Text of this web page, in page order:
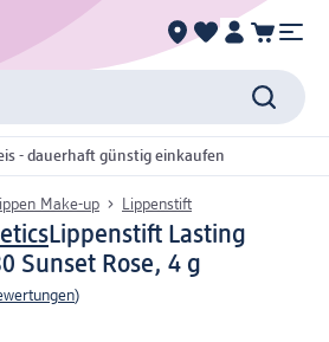
- dauerhaft günstig einkaufen
Lippen Make-up Lippenstift
Lippenstift Lasting
Sunset Rose, 4 g
)